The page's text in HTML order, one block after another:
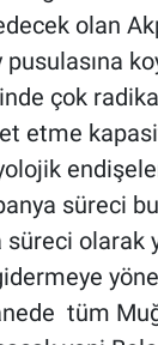
olan
çok
etme
süreci
olarak
tüm